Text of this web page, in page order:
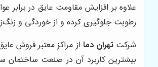
علاوه بر افزایش مقاومت عایق در برابر
رطوبت جلوگیری کرده و از خوردگی و
شرکتتهران دما از مراکز معتبر فروش
بیشترین کاربرد آن در صنعت